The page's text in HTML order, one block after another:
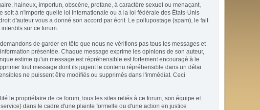
haineux, importun, obscène, profane, à caractère sexuel ou menaçant,
à n'importe quelle loi internationale ou à la loi fédérale des États-Unis
d'auteur vous a donné son accord par écrit. Le pollupostage (spam), le fait
sur ce forum.
de garder en tête que nous ne vérifions pas tous les messages et
présentée. Chaque message exprime les opinions de son auteur,
estime qu'un message est répréhensible est fortement encouragé à le
tout message dont ils jugent le contenu répréhensible dans un délai
ne puissent être modifiés ou supprimés dans l'immédiat. Ceci
le propriétaire de ce forum, tous les sites reliés à ce forum, son équipe et
dans le cadre d'une plainte formelle ou d'une action en justice